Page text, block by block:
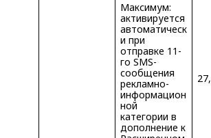
Максимум:
активируется
автоматическ
и при
отправке 11-
го SMS-
сообщения
рекламно-
информацион
ной
категории в
дополнение к